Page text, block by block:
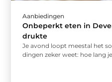
Aanbiedingen
Onbeperkt eten in
drukte
Je avond loopt meestal het
dingen zeker weet: hoe lang